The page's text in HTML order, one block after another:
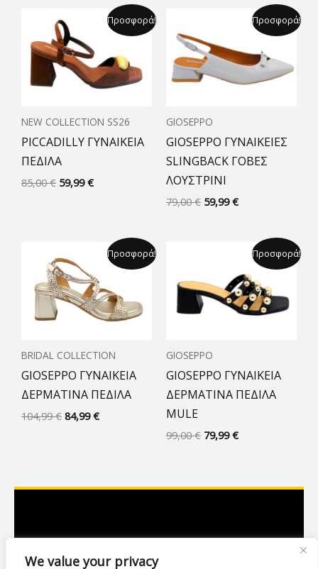
We value your privacy
Προσφορά!
NEW COLLECTION SS26
PICCADILLY ΓΥΝΑΙΚΕΙΑ
ΠΕΔΙΛΑ
85,00€
price
was:
85,00 €.
59,99€
τρέχουσα
είναι:
59,99 €.
Προσφορά!
GIOSEPPO
GIOSEPPO ΓΥΝΑΙΚΕΙΕΣ
SLINGBACK ΓΟΒΕΣ
ΛΟΥΣΤΡΙΝΙ
79,00€
was:
79,00 €.
59,99€
τρέχουσα
είναι:
59,99 €.
Προσφορά!
BRIDAL COLLECTION
GIOSEPPO ΓΥΝΑΙΚΕΙΑ
ΔΕΡΜΑΤΙΝΑ ΠΕΔΙΛΑ
104,99€
price
was:
104,99 €.
84,99€
τρέχουσα
είναι:
84,99 €.
Προσφορά!
GIOSEPPO
GIOSEPPO ΓΥΝΑΙΚΕΙΑ
ΔΕΡΜΑΤΙΝΑ ΠΕΔΙΛΑ
MULE
99,00€
99,00 €.
79,99€
τρέχουσα
τιμή
είναι:
79,99 €.